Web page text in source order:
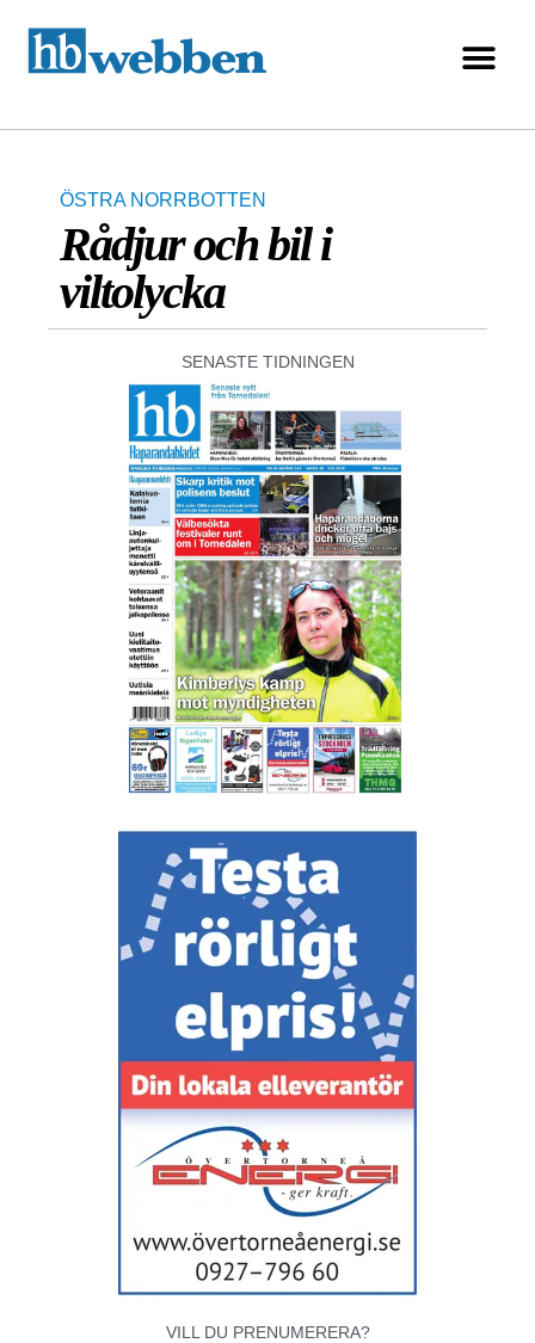
ÖSTRA NORRBOTTEN
Rådjur och bil i
viltolycka
SENASTE TIDNINGEN
VILL DU PRENUMERERA?